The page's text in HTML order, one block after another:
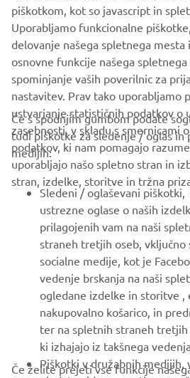
Delta
Team
KRŠKO
PODJETJA
ZA PODJETJA
VEČ YAMAHA
PODPORA
GLASILO
Med prvimi prejmite novice o
dogodkih, novih izdajah in še veliko več
piškotkom, kot so javascript in
Uporabljamo funkcionalne
delovanje našega spletnega mesta
osnovne funkcije našega
spominjanje vaših poverilnic za
nastavitev. Prav tako uporabljamo
ustvarjanje statističnih podatkov o
zasebnosti, v skladu s smernicami
podatkov, ki nam pomagajo
uporabljajo našo spletno stran in
stran, izdelke, storitve in tržna
Če s spodnjim gumbom podate
tudi piškotke za sledenje / oglas in
medijih:
Sledeni / oglaševani
ustrezne oglase o naših
prilagojenih vam na naši
straneh tretjih oseb, vključno
socialne medije, kot je
vedenje brskanja na naši
ogledane izdelke in storitve ,
nakupovalno košarico, in
ter na spletnih straneh tretjih
ki izhajajo iz takšnega
Piškotki v družabnih medijih,
Če želite prejeti vse funkcije